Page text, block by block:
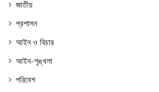
জাতীয়
প্রশাসন
আইন ও বিচার
আইন-শৃঙ্খলা
পরিবেশ